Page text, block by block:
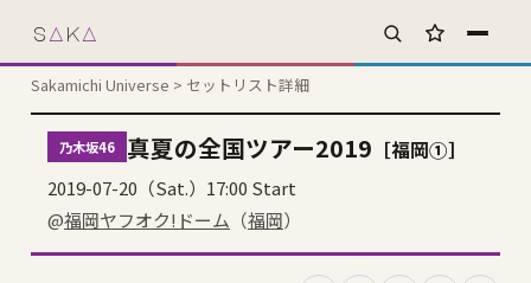
s A kA
お気に入り
Sakamichi Universe > セットリスト詳細
乃木坂46 真夏の全国ツアー2019 ［福岡①］
2019-07-20（Sat.）17:00 Start
@福岡ヤフオク!ドーム （福岡）